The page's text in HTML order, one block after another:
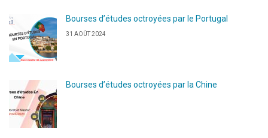
Bourses d’études octroyées par le Portugal
31 AOÛT 2024
Bourses d’études octroyées par la Chine